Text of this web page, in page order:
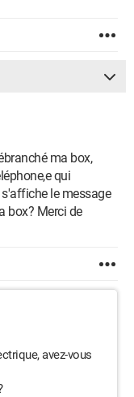
ma box,
qui
le message
box? Merci de
avez-vous